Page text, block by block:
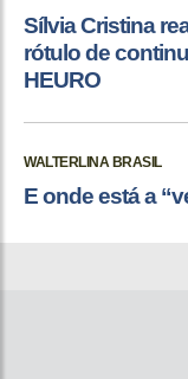
Sílvia Cristina
rótulo de
HEURO
WALTERLINA BRASIL
E onde está a